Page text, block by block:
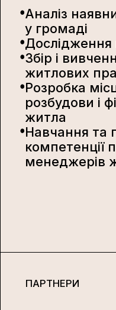
Аналіз
у громаді
Дослідження
Збір і
житлових
Розробка
розбудови і
житла
Навчання та
компетенції
менеджерів
ПАРТНЕРИ